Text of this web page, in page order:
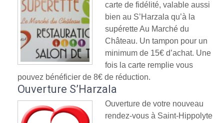
carte de fidélité, valable aussi
bien au S’Harzala qu’à la
supérette Au Marché du
Château. Un tampon pour un
minimum de 15€ d’achat. Une
fois la carte remplie vous
pouvez bénéficier de 8€ de réduction.
Ouverture S’Harzala
Ouverture de votre nouveau
rendez-vous à Saint-Hippolyte